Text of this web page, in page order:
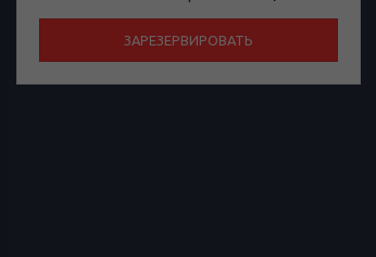
ЗАРЕЗЕРВИРОВАТЬ